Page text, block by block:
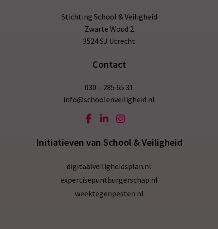
Stichting School & Veiligheid
Zwarte Woud 2
3524 SJ Utrecht
Contact
030 – 285 65 31
info@schoolenveiligheid.nl
Initiatieven van School & Veiligheid
digitaalveiligheidsplan.nl
expertisepuntburgerschap.nl
weektegenpesten.nl